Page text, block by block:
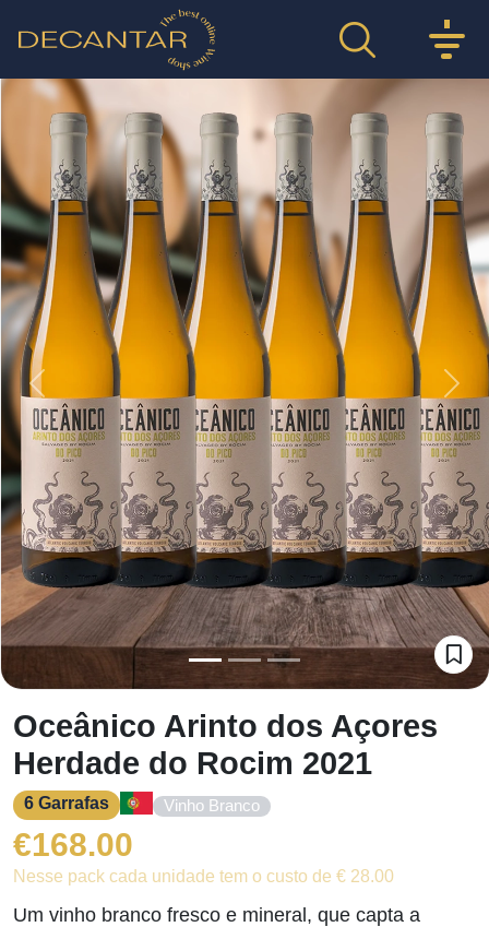
Previous
Oceânico Arinto dos Açores
Herdade do Rocim 2021
6 Garrafas Vinho Branco
€168.00
Nesse pack cada unidade tem o custo de € 28.00
Um vinho branco fresco e mineral, que capta a